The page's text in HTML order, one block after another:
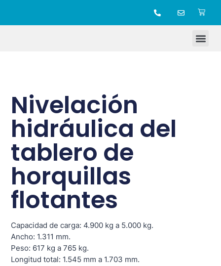
Nivelación
hidráulica del
tablero de
horquillas
flotantes
Capacidad de carga: 4.900 kg a 5.000 kg.
Ancho: 1.311 mm.
Peso: 617 kg a 765 kg.
Longitud total: 1.545 mm a 1.703 mm.